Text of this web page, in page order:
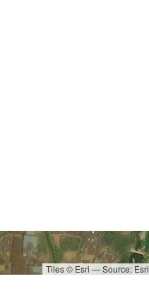
Tiles © Esri — Source: